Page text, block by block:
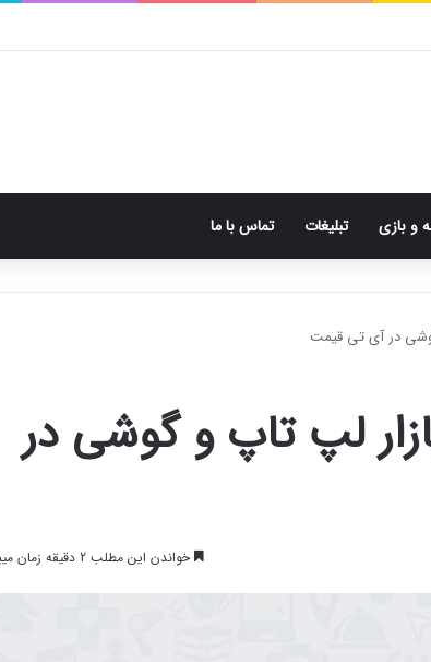
و بازی تبلیغات تماس با ما
در آی تی قیمت
لپ تاپ و گوشی در
خواندن این مطلب 2 دقیقه زمان میبرد